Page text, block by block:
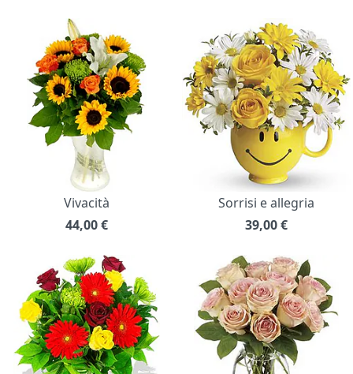
Vivacità
44,00€
Sorrisi e allegria
39,00€